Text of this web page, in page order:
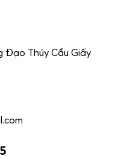
Đạo Thúy Cầu Giấy